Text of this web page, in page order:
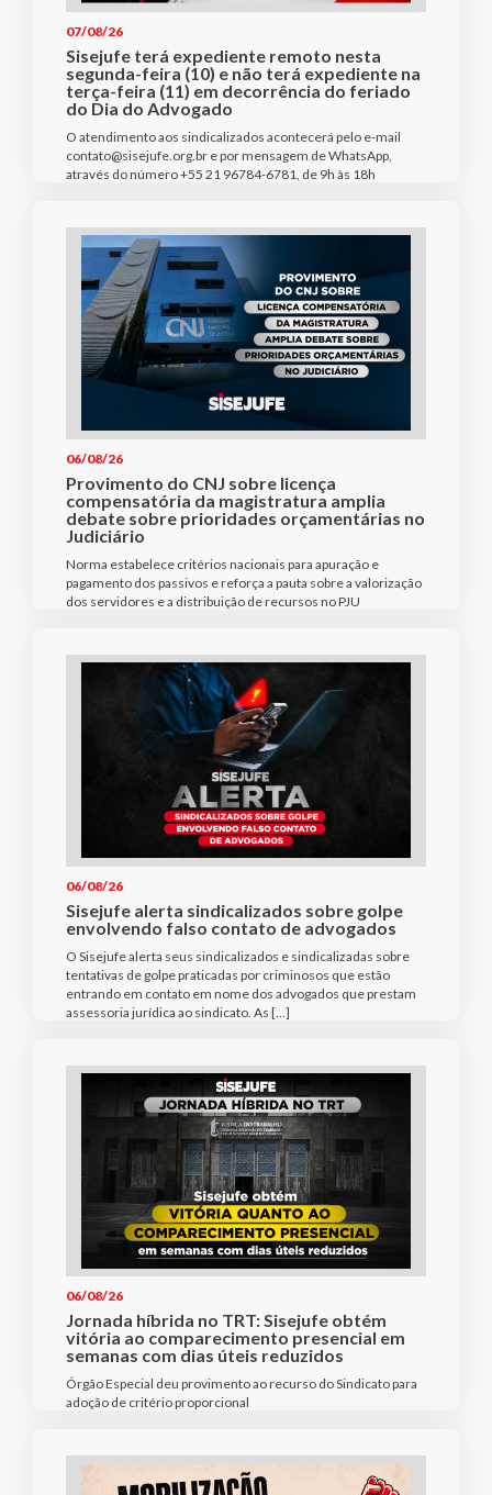
07/08/26
Sisejufe terá expediente remoto nesta
segunda-feira (10) e não terá expediente na
terça-feira (11) em decorrência do feriado
do Dia do Advogado
O atendimento aos sindicalizados acontecerá pelo e-mail
contato@sisejufe.org.br e por mensagem de WhatsApp,
através do número +55 21 96784-6781, de 9h às 18h
06/08/26
Provimento do CNJ sobre licença
compensatória da magistratura amplia
debate sobre prioridades orçamentárias no
Judiciário
Norma estabelece critérios nacionais para apuração e
pagamento dos passivos e reforça a pauta sobre a valorização
dos servidores e a distribuição de recursos no PJU
06/08/26
Sisejufe alerta sindicalizados sobre golpe
envolvendo falso contato de advogados
O Sisejufe alerta seus sindicalizados e sindicalizadas sobre
tentativas de golpe praticadas por criminosos que estão
entrando em contato em nome dos advogados que prestam
assessoria jurídica ao sindicato. As […]
06/08/26
Jornada híbrida no TRT: Sisejufe obtém
vitória ao comparecimento presencial em
semanas com dias úteis reduzidos
Órgão Especial deu provimento ao recurso do Sindicato para
adoção de critério proporcional